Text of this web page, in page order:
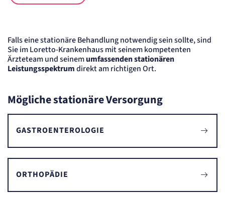
Falls eine stationäre Behandlung notwendig sein sollte, sind
Sie im Loretto-Krankenhaus mit seinem kompetenten
Ärzteteam und seinemumfassenden stationären
Leistungsspektrumdirekt am richtigen Ort.
Mögliche stationäre Versorgung
GASTROENTEROLOGIE
ORTHOPÄDIE
Cookie Laufzeit:
2 Jahre
etracker Analytics
et_allow_cookies
Zweck:
Cookie Laufzeit:
etracker Analytics